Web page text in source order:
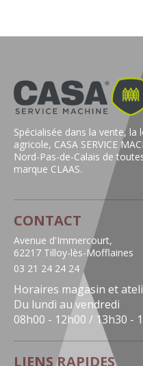
Spécialisée dans la vente,
agricole, CASA SERVICE
Nord-Pas-de-Calais de
marque CLAAS.
CONTACT
Avenue d'Immercourt,
62217 Tilloy-lès-Mofflaines
03 21 24 24 24
Horaires magasin et
Du lundi au vendredi
08h00 - 12h00 / 13h30 -
LIENS RAPIDES